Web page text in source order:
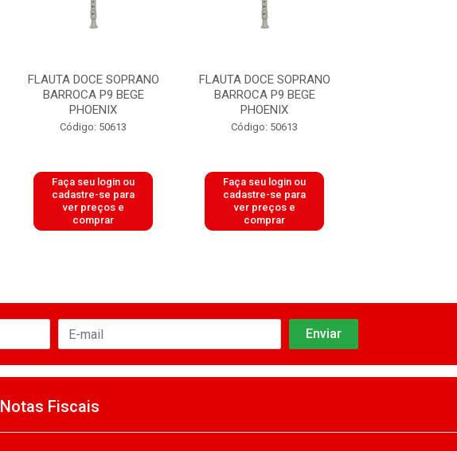
FLAUTA DOCE SOPRANO
BARROCA P9 BEGE
PHOENIX
Código: 50613
Faça seu login ou
cadastre-se para
ver preços e
comprar
FLAUTA DOCE SOPRANO
BARROCA P9 BEGE
PHOENIX
Código: 50613
Faça seu login ou
cadastre-se para
ver preços e
comprar
Notas Fiscais